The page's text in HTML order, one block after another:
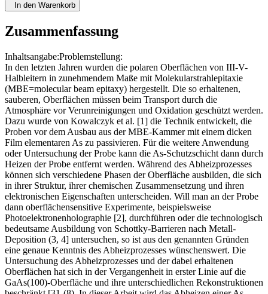
Zusammenfassung
Inhaltsangabe:Problemstellung:
In den letzten Jahren wurden die polaren Oberflächen von III-V-
Halbleitern in zunehmendem Maße mit Molekularstrahlepitaxie
(MBE=molecular beam epitaxy) hergestellt. Die so erhaltenen,
sauberen, Oberflächen müssen beim Transport durch die
Atmosphäre vor Verunreinigungen und Oxidation geschützt werden.
Dazu wurde von Kowalczyk et al. [1] die Technik entwickelt, die
Proben vor dem Ausbau aus der MBE-Kammer mit einem dicken
Film elementaren As zu passivieren. Für die weitere Anwendung
oder Untersuchung der Probe kann die As-Schutzschicht dann durch
Heizen der Probe entfernt werden. Während des Abheizprozesses
können sich verschiedene Phasen der Oberfläche ausbilden, die sich
in ihrer Struktur, ihrer chemischen Zusammensetzung und ihren
elektronischen Eigenschaften unterscheiden. Will man an der Probe
dann oberflächensensitive Experimente, beispielsweise
Photoelektronenholographie [2], durchführen oder die technologisch
bedeutsame Ausbildung von Schottky-Barrieren nach Metall-
Deposition (3, 4] untersuchen, so ist aus den genannten Gründen
eine genaue Kenntnis des Abheizprozesses wünschenswert. Die
Untersuchung des Abheizprozesses und der dabei erhaltenen
Oberflächen hat sich in der Vergangenheit in erster Linie auf die